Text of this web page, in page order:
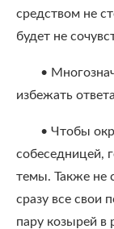
средством не
будет не
•
избежать
• Чтобы
собеседницей,
темы. Также не
сразу все свои
пару козырей в